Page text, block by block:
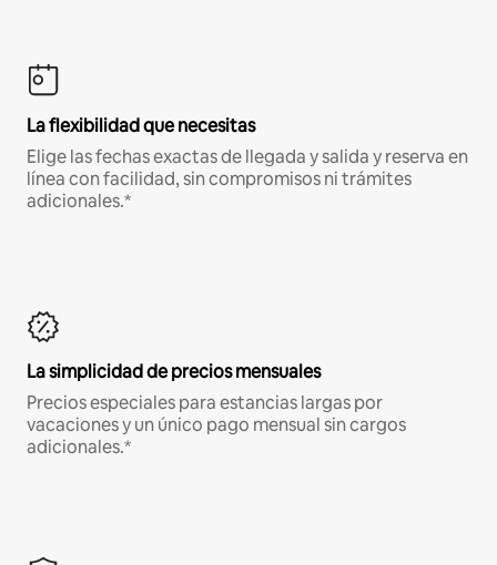
La flexibilidad que necesitas
Elige las fechas exactas de llegada y salida y reserva en
línea con facilidad, sin compromisos ni trámites
adicionales.*
La simplicidad de precios mensuales
Precios especiales para estancias largas por
vacaciones y un único pago mensual sin cargos
adicionales.*